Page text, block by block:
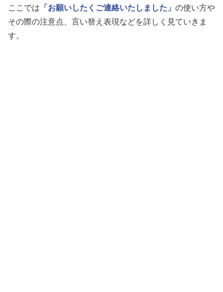
ここでは 「お願いしたくご連絡いたしました」 の使い方や
その際の注意点、言い替え表現などを詳しく見ていきま
す。